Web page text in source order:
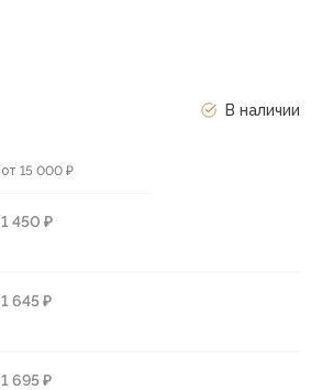
В наличии
от 15 000 ₽
1 450 ₽
1 645 ₽
1 695 ₽